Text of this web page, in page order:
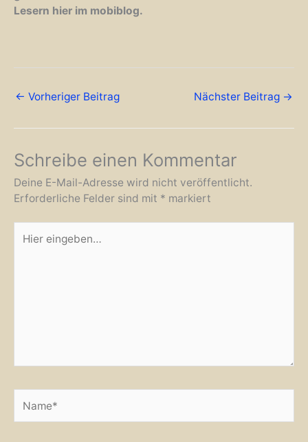
Lesern hier im mobiblog.
← Vorheriger Beitrag Nächster Beitrag →
Schreibe einen Kommentar
Deine E-Mail-Adresse wird nicht veröffentlicht.
Erforderliche Felder sind mit * markiert
eingeben…